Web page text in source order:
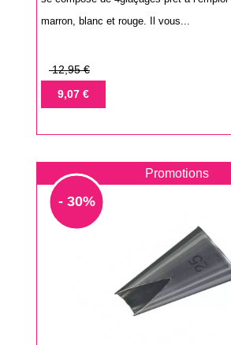
marron, blanc et rouge. Il vous...
Prix
base
12,95 €
Prix9,07 €
Promotions
- 30%